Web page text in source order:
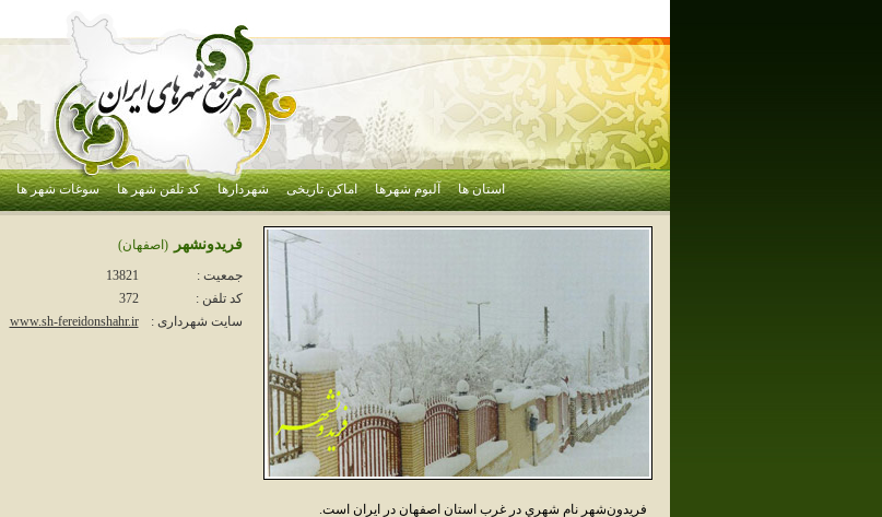
استان ها آلبوم شهرها اماکن تاریخی شهردارها کد تلفن شهر ها سوغات شهر ها
فريدونشهر
(اصفهان)
جمعیت :
13821
کد تلفن :
372
سایت شهرداری :
www.sh-fereidonshahr.ir
فريدون‌شهر نام شهري در غرب استان اصفهان در ايران است.